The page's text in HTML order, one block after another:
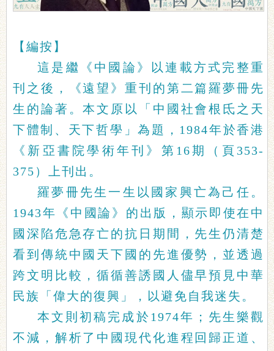
【編按】
這是繼《中國論》以連載方式完整重
刊之後，《遠望》重刊的第二篇羅夢冊先
生的論著。本文原以「中國社會根氐之天
下體制、天下哲學」為題，1984年於香港
《新亞書院學術年刊》第16期（頁353-
375）上刊出。
羅夢冊先生一生以國家興亡為己任。
1943年《中國論》的出版，顯示即使在中
國深陷危急存亡的抗日期間，先生仍清楚
看到傳統中國天下國的先進優勢，並透過
跨文明比較，循循善誘國人儘早預見中華
民族「偉大的復興」，以避免自我迷失。
本文則初稿完成於1974年；先生樂觀
不減，解析了中國現代化進程回歸正道、